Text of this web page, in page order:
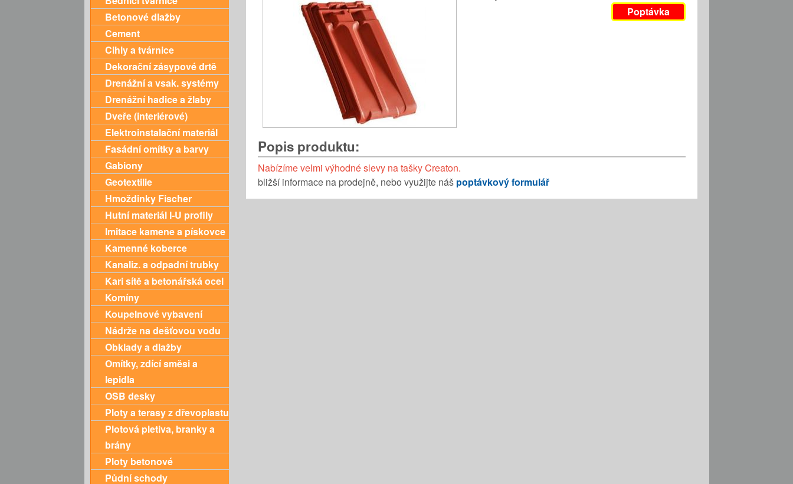
Poptávka
Popis produktu:
Nabízíme velmi výhodné slevy na tašky Creaton.
bližší informace na prodejně, nebo využijte náš poptávkový formulář
Betonové dlažby
Cement
Cihly a tvárnice
Dekorační zásypové drtě
Drenážní a vsak. systémy
Drenážní hadice a žlaby
Dveře (interiérové)
Elektroinstalační materiál
Fasádní omítky a barvy
Gabiony
Geotextilie
Hmoždinky Fischer
Hutní materiál I-U profily
Imitace kamene a pískovce
Kamenné koberce
Kanaliz. a odpadní trubky
Kari sítě a betonářská ocel
Komíny
Koupelnové vybavení
Nádrže na dešťovou vodu
Obklady a dlažby
Omítky, zdící směsi a
lepidla
OSB desky
Ploty a terasy z dřevoplastu
Plotová pletiva, branky a
brány
Ploty betonové
Půdní schody